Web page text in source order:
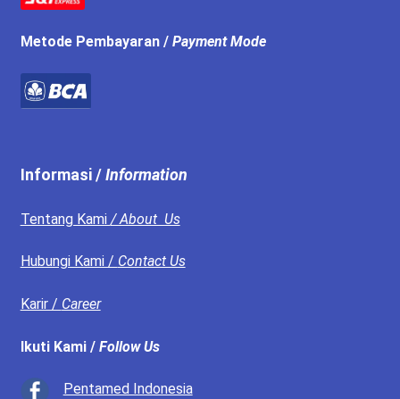
Metode Pembayaran / Payment Mode
Informasi /Information
Tentang Kami / About Us
Hubungi Kami / Contact Us
Karir / Career
Ikuti Kami / Follow Us
Pentamed Indonesia